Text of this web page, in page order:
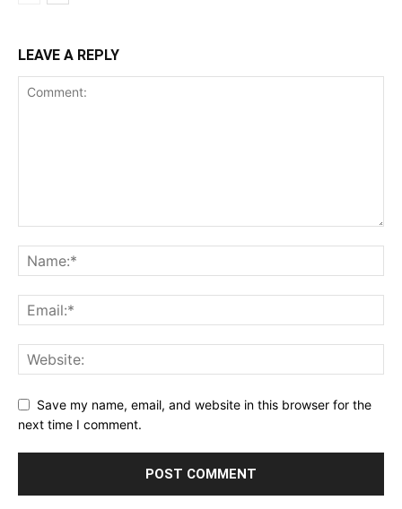
LEAVE A REPLY
Save my name, email, and website in this browser for the
next time I comment.